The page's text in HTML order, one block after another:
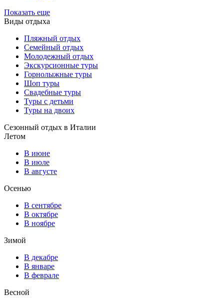
Показать еще
Виды отдыха
Пляжный отдых
Семейный отдых
Молодежный отдых
Экскурсионные туры
Горнолыжные туры
Шоп туры
Свадебные туры
Туры с детьми
Туры на двоих
Сезонный отдых в Италии
Летом
В июне
В июле
В августе
Осенью
В сентябре
В октябре
В ноябре
Зимой
В декабре
В январе
В феврале
Весной